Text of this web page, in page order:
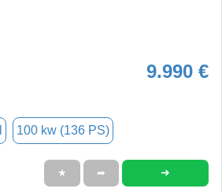
9.990 €
100 kw (136 PS)
★ ➦ ➜